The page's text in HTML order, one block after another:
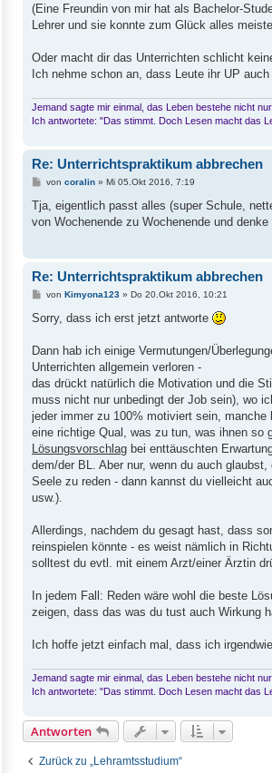
(Eine Freundin von mir hat als Bachelor-
Lehrer und sie konnte zum Glück alles
Oder macht dir das Unterrichten schlicht
Ich nehme schon an, dass Leute ihr UP
Jemand sagte mir einmal, das Leben bestehe nicht
Ich antwortete: "Das stimmt. Doch Lesen macht das
Re: Unterrichtspraktikum abbrechen
B
i
r
von coralin» Mi 05.Okt 2016, 7:19
Tja, eigentlich passt alles (super Schule,
von Wochenende zu Wochenende und
Re: Unterrichtspraktikum abbrechen
B
i
a
von Kimyona123» Do 20.Okt 2016, 10:21
Sorry, dass ich erst jetzt antworte
Dann hab ich einige Vermutungen/
Unterrichten allgemein verloren -
das drückt natürlich die Motivation und die
muss nicht nur unbedingt der Job sein), wo
jeder immer zu 100% motiviert sein,
eine richtige Qual, was zu tun, was ihnen so
Lösungsvorschlag bei enttäuschten
dem/der BL. Aber nur, wenn du auch
Seele zu reden - dann kannst du vielleicht
usw.).
Allerdings, nachdem du gesagt hast, dass
reinspielen könnte - es weist nämlich in
solltest du evtl. mit einem Arzt/einer Ärztin
In jedem Fall: Reden wäre wohl die beste
zeigen, dass das was du tust auch Wirkung
Ich hoffe jetzt einfach mal, dass ich
Jemand sagte mir einmal, das Leben bestehe nicht
Ich antwortete: "Das stimmt. Doch Lesen macht das
Antworten
Zurück zu „Lehramtsstudium“